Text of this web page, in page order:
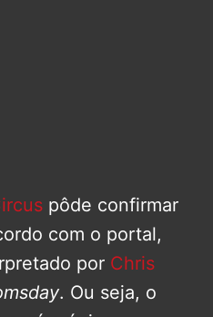
pôde confirmar
com o portal,
por Chris
. Ou seja, o